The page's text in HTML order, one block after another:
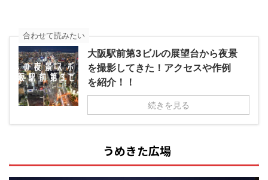
合わせて読みたい
大阪駅前第3ビルの展望台から夜景
を撮影してきた！アクセスや作例
を紹介！！
続きを見る
うめきた広場